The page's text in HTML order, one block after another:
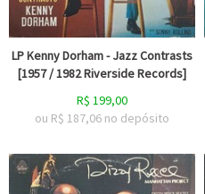
LP Kenny Dorham - Jazz Contrasts
[1957 / 1982 Riverside Records]
R$ 199,00
ou R$ 187,06 no depósito